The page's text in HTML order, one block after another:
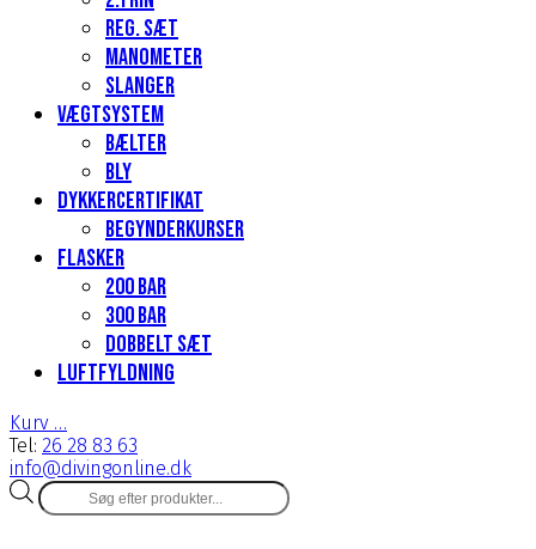
Reg. sæt
Manometer
Slanger
Vægtsystem
Bælter
Bly
Dykkercertifikat
Begynderkurser
Flasker
200 Bar
300 bar
Dobbelt sæt
Luftfyldning
Kurv …
Tel: 26 28 83 63
info@divingonline.dk
Products
search